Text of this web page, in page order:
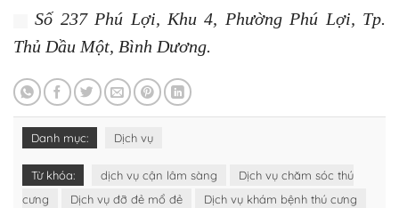
Số 237 Phú Lợi, Khu 4, Phường Phú Lợi, Tp.
Thủ Dầu Một, Bình Dương.
Danh mục: Dịch vụ
Từ khóa: dịch vụ cận lâm sàng
Dịch vụ chăm sóc thú
cưng
Dịch vụ đỡ đẻ mổ đẻ
Dịch vụ khám bệnh thú cưng